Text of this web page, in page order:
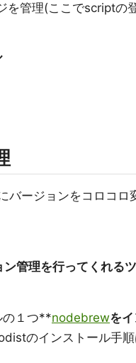
管理(ここでscriptの
バージョンをコロコロ
管理を行ってくれる
の１つ**nodebrewをイ
のインストール手